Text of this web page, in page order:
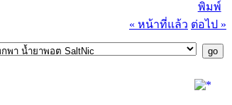
พิมพ์
« หน้าที่แล้ว ต่อไป »